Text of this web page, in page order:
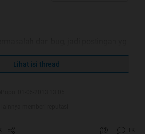
langsung ke
Lihat isi thread
1K